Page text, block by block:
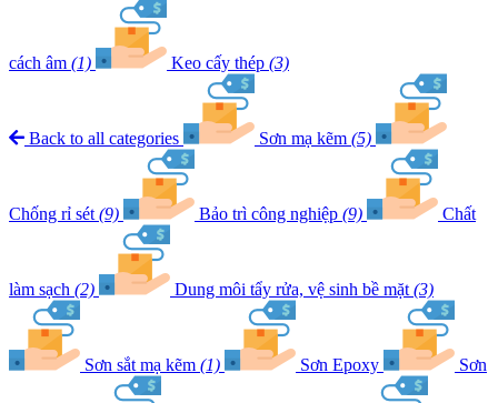
cách âm (1) Keo cấy thép (3)
Back to all categories Sơn mạ kẽm (5)
Chống rỉ sét (9) Bảo trì công nghiệp (9) Chất
làm sạch (2) Dung môi tẩy rửa, vệ sinh bề mặt (3)
Sơn sắt mạ kẽm (1) Sơn Epoxy Sơn